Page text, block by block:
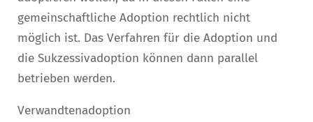
gemeinschaftliche Adoption rechtlich nicht
möglich ist. Das Verfahren für die Adoption und
die Sukzessivadoption können dann parallel
betrieben werden.
Verwandtenadoption